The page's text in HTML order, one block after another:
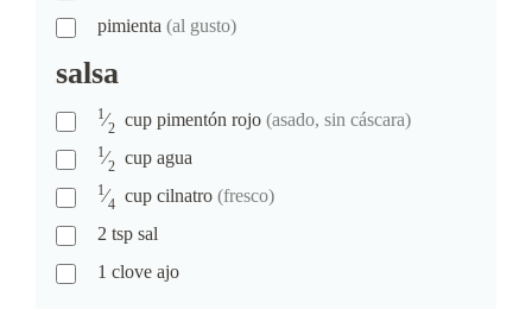
pimienta (al gusto)
salsa
1⁄2 cup pimentón rojo (asado, sin cáscara)
1⁄2 cup agua
1⁄4 cup cilnatro (fresco)
2 tsp sal
1 clove ajo